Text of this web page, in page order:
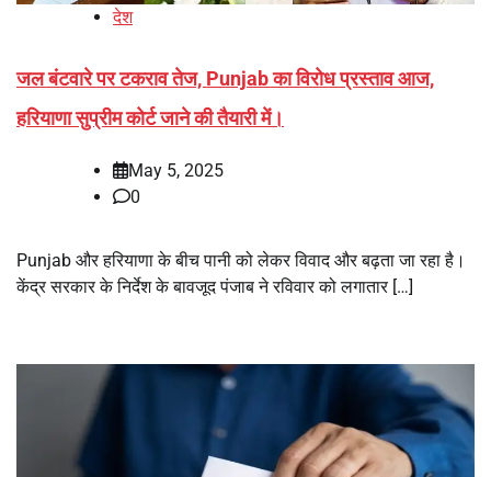
देश
जल बंटवारे पर टकराव तेज, Punjab का विरोध प्रस्ताव आज,
हरियाणा सुप्रीम कोर्ट जाने की तैयारी में।
May 5, 2025
0
Punjab और हरियाणा के बीच पानी को लेकर विवाद और बढ़ता जा रहा है।
केंद्र सरकार के निर्देश के बावजूद पंजाब ने रविवार को लगातार […]